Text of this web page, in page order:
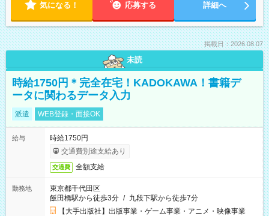
気になる！ 応募する 詳細へ
掲載日：2026.08.07
未読
時給1750円＊完全在宅！KADOKAWA！書籍デ
ータに関わるデータ入力
派遣 WEB登録・面接OK
給与
時給1750円
交通費別途支給あり
交通費 全額支給
勤務地
東京都千代田区
飯田橋駅から徒歩3分 / 九段下駅から徒歩7分
【大手出版社】出版事業・ゲーム事業・アニメ・映像事業